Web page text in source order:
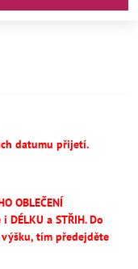
datumu přijetí.
OBLEČENÍ
DÉLKU a STŘIH.Do
tím předejděte